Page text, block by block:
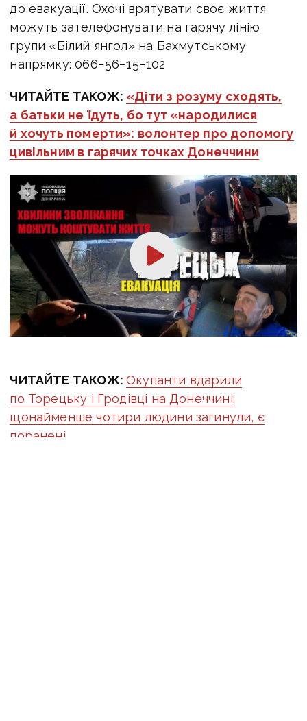
до евакуації. Охочі врятувати своє життя
можуть зателефонувати на гарячу лінію
групи «Білий янгол» на Бахмутському
напрямку: 066−56−15−102
ЧИТАЙТЕ ТАКОЖ: «Діти з розуму сходять,
а батьки не їдуть, бо тут «народилися
й хочуть померти»: волонтер про допомогу
цивільним в гарячих точках Донеччини
ЧИТАЙТЕ ТАКОЖ:Окупанти вдарили
по Торецьку і Гродівці на Донеччині:
щонайменше чотири людини загинули, є
поранені